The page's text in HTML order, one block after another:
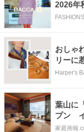
2026年
おしゃ
リーに
イヤー
Harper's
葉山に
プン イ
したホ
家庭画報